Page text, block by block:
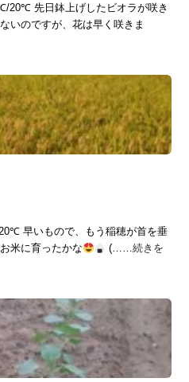
先日鉢上げしたビオラが咲き
いのですが、花は早く咲きま
早いもので、もう稲穂が首を垂
米に育ったかな (……続きを